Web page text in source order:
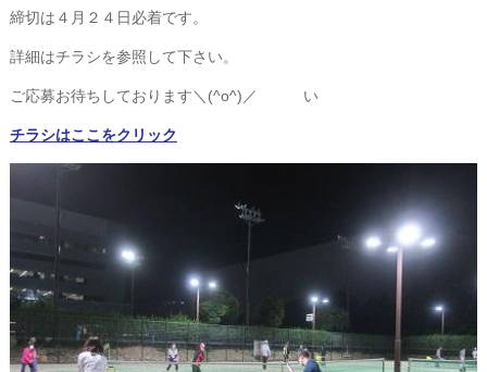
締切は４月２４日必着です。
詳細はチラシを参照して下さい。
ご応募お待ちしております＼(^o^)／ い
チラシはここをクリック